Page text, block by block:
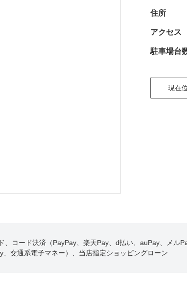
住所
アクセス
駐車場台
現在
、コード決済（PayPay、楽天Pay、d払い、auPay、メル
、交通系電子マネー）、当店指定ショッピングローン